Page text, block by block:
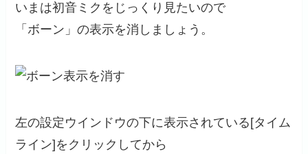
いまは初音ミクをじっくり見たいので
「ボーン」の表示を消しましょう。
左の設定ウインドウの下に表示されている[タイム
ライン]をクリックしてから